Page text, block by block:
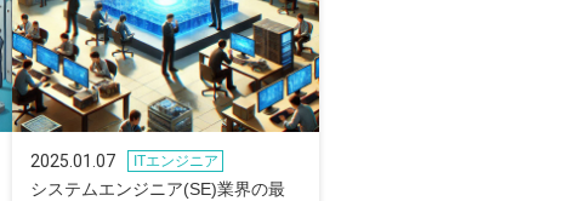
2025.01.07 ITエンジニア
システムエンジニア(SE)業界の最